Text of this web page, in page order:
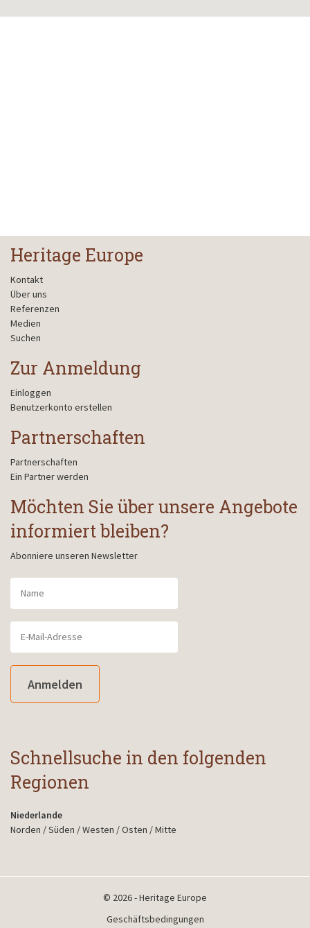
Heritage Europe
Kontakt
Über uns
Referenzen
Medien
Suchen
Zur Anmeldung
Einloggen
Benutzerkonto erstellen
Partnerschaften
Partnerschaften
Ein Partner werden
Möchten Sie über unsere Angebote
informiert bleiben?
Abonniere unseren Newsletter
Anmelden
Schnellsuche in den folgenden
Regionen
Niederlande
Norden /Süden /Westen /Osten /Mitte
© 2026 - Heritage Europe
Geschäftsbedingungen